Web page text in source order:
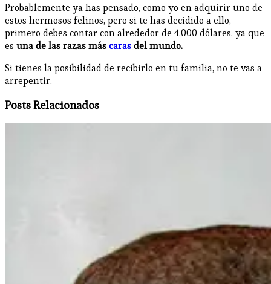
Probablemente ya has pensado, como yo en adquirir uno de
estos hermosos felinos, pero si te has decidido a ello,
primero debes contar con alrededor de 4.000 dólares, ya que
es una de lasrazas máscarasdel mundo.
Si tienes la posibilidad de recibirlo en tu familia, no te vas a
arrepentir.
Posts Relacionados